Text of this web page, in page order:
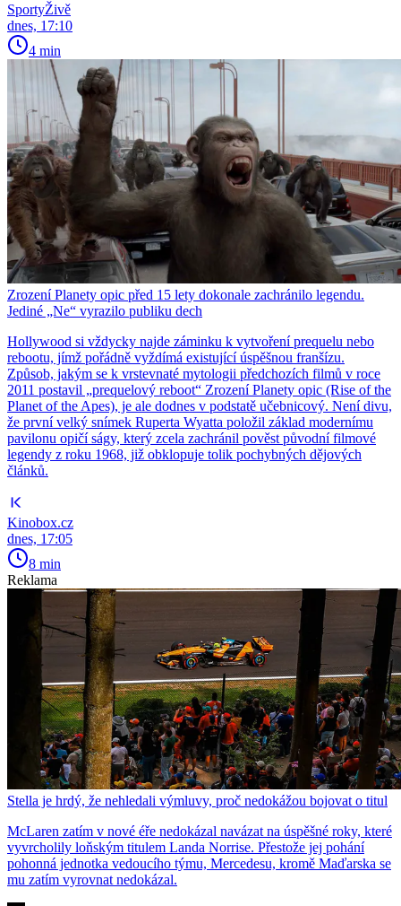
SportyŽivě
dnes, 17:10
4 min
Zrození Planety opic před 15 lety dokonale zachránilo legendu.
Jediné „Ne“ vyrazilo publiku dech
Hollywood si vždycky najde záminku k vytvoření prequelu nebo
rebootu, jímž pořádně vyždímá existující úspěšnou franšízu.
Způsob, jakým se k vrstevnaté mytologii předchozích filmů v roce
2011 postavil „prequelový reboot“ Zrození Planety opic (Rise of the
Planet of the Apes), je ale dodnes v podstatě učebnicový. Není divu,
že první velký snímek Ruperta Wyatta položil základ modernímu
pavilonu opičí ságy, který zcela zachránil pověst původní filmové
legendy z roku 1968, již obklopuje tolik pochybných dějových
článků.
Kinobox.cz
dnes, 17:05
8 min
Reklama
Stella je hrdý, že nehledali výmluvy, proč nedokážou bojovat o titul
McLaren zatím v nové éře nedokázal navázat na úspěšné roky, které
vyvrcholily loňským titulem Landa Norrise. Přestože jej pohání
pohonná jednotka vedoucího týmu, Mercedesu, kromě Maďarska se
mu zatím vyrovnat nedokázal.